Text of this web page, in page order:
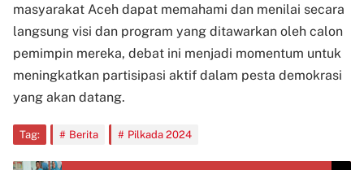
masyarakat Aceh dapat memahami dan menilai secara
langsung visi dan program yang ditawarkan oleh calon
pemimpin mereka, debat ini menjadi momentum untuk
meningkatkan partisipasi aktif dalam pesta demokrasi
yang akan datang.
Tag: Berita Pilkada 2024